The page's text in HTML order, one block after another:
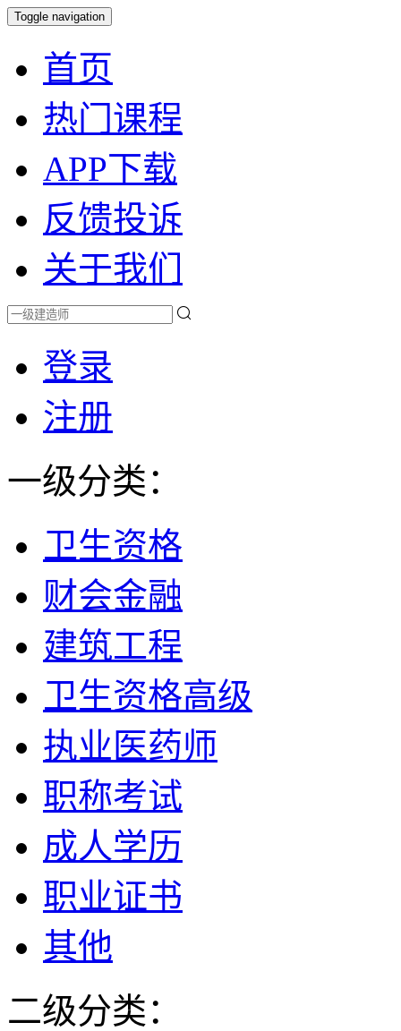
Toggle navigation
首页
热门课程
APP下载
反馈投诉
关于我们
登录
注册
一级分类：
卫生资格
财会金融
建筑工程
卫生资格高级
执业医药师
职称考试
成人学历
职业证书
其他
二级分类：